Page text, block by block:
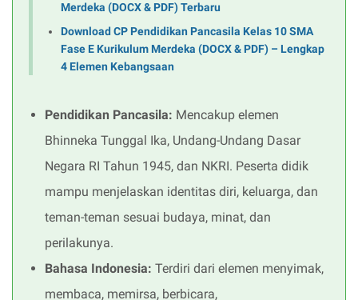
Merdeka (DOCX & PDF) Terbaru
Download CP Pendidikan Pancasila Kelas 10 SMA
Fase E Kurikulum Merdeka (DOCX & PDF) – Lengkap
4 Elemen Kebangsaan
Pendidikan Pancasila: Mencakup elemen
Bhinneka Tunggal Ika, Undang-Undang Dasar
Negara RI Tahun 1945, dan NKRI. Peserta didik
mampu menjelaskan identitas diri, keluarga, dan
teman-teman sesuai budaya, minat, dan
perilakunya.
Bahasa Indonesia: Terdiri dari elemen menyimak,
membaca, memirsa, berbicara,